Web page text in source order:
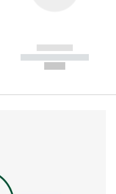
------------
----------- -----------